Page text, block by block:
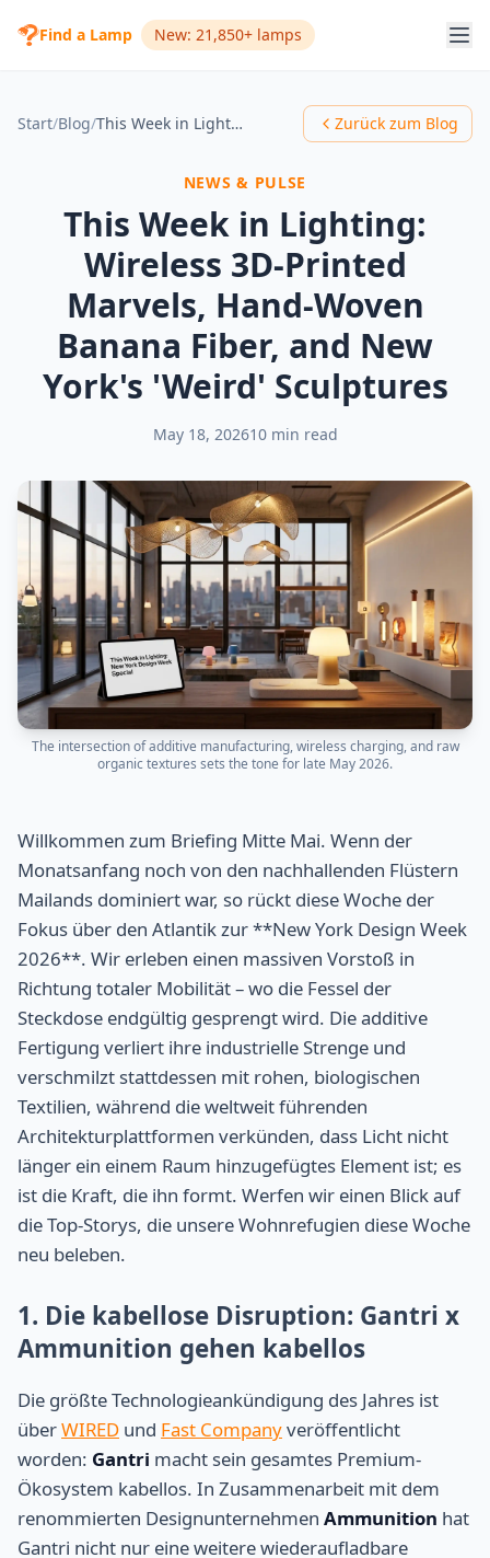
Find a Lamp New: 21,850+ lamps
Start/Blog/ This Week in Lighting: Wireless 3D-Printed Marvels, Hand-Woven Banana Fiber, and New York's 'Weird' Sculptures Zurück zum Blog
NEWS & PULSE
This Week in Lighting:
Wireless 3D-Printed
Marvels, Hand-Woven
Banana Fiber, and New
York's 'Weird' Sculptures
May 18, 202610 min read
The intersection of additive manufacturing, wireless charging, and raw
organic textures sets the tone for late May 2026.
Willkommen zum Briefing Mitte Mai. Wenn der
Monatsanfang noch von den nachhallenden Flüstern
Mailands dominiert war, so rückt diese Woche der
Fokus über den Atlantik zur **New York Design Week
2026**. Wir erleben einen massiven Vorstoß in
Richtung totaler Mobilität – wo die Fessel der
Steckdose endgültig gesprengt wird. Die additive
Fertigung verliert ihre industrielle Strenge und
verschmilzt stattdessen mit rohen, biologischen
Textilien, während die weltweit führenden
Architekturplattformen verkünden, dass Licht nicht
länger ein einem Raum hinzugefügtes Element ist; es
ist die Kraft, die ihn formt. Werfen wir einen Blick auf
die Top-Storys, die unsere Wohnrefugien diese Woche
neu beleben.
1. Die kabellose Disruption: Gantri x
Ammunition gehen kabellos
Die größte Technologieankündigung des Jahres ist
überWIRED und Fast Companyveröffentlicht
worden: Gantri macht sein gesamtes Premium-
Ökosystem kabellos. In Zusammenarbeit mit dem
renommierten Designunternehmen Ammunition hat
Gantri nicht nur eine weitere wiederaufladbare